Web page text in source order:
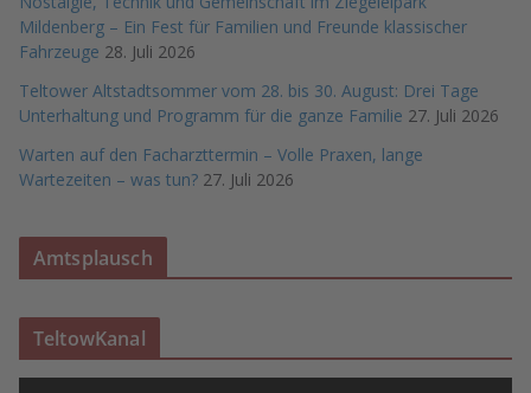
Mildenberg – Ein Fest für Familien und Freunde klassischer
Fahrzeuge 28. Juli 2026
Teltower Altstadtsommer vom 28. bis 30. August: Drei Tage
Unterhaltung und Programm für die ganze Familie 27. Juli 2026
Warten auf den Facharzttermin – Volle Praxen, lange
Wartezeiten – was tun? 27. Juli 2026
Amtsplausch
TeltowKanal